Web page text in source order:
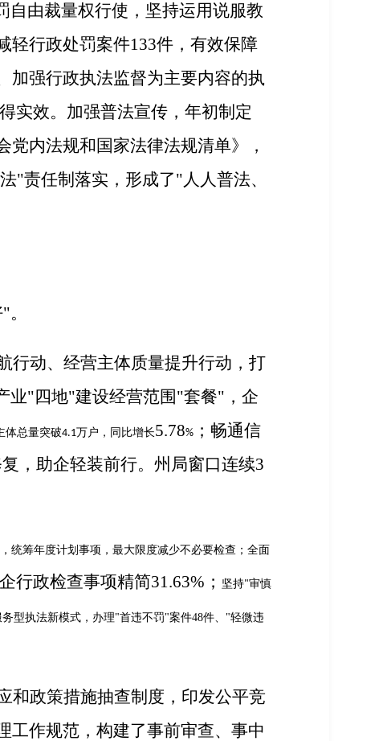
自由裁量权行使，坚持运用说服教
轻行政处罚案件133件，有效保障
加强行政执法监督为主要内容的执
实效。加强普法宣传，年初制定
党内法规和国家法律法规清单》，
"责任制落实，形成了"人人普法、
行动、经营主体质量提升行动 ， 打
业"四地"建设经营范围"套餐"，企
体总量突破4.1万户，同比增长5.78% ；畅通信
，助企轻装前行。州局窗口连续3
，统筹年度计划事项，最大限度减少不必要检查；全面
行政检查事项精简31.63% ； 坚持"审慎
型执法新模式，办理"首违不罚"案件48件、 "轻微违
和政策措施抽查制度，印发公平竞
工作规范，构建了事前审查、事中